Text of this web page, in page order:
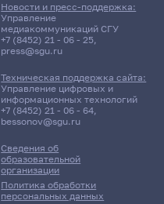
Сведения об
образовательной
организации
Политика обработки
персональных данных
Новости и пресс-поддержка:
Управление
медиакоммуникаций СГУ
+7 (8452) 21 - 06 - 25,
press@sgu.ru
Техническая поддержка сайта:
Управление цифровых и
информационных технологий
+7 (8452) 21 - 06 - 64,
bessonov@sgu.ru